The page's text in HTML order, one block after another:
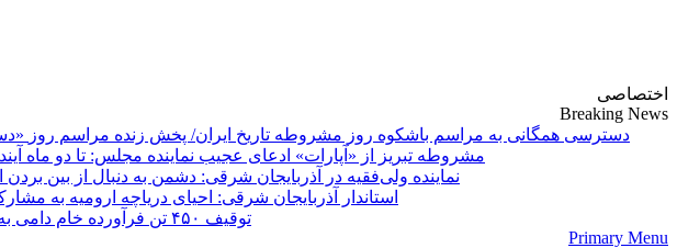
اختصاصی
Breaking News
دسترسی همگانی به مراسم باشکوه روز مشروطه تاریخ ایران/ پخش زنده مراسم روز
مشروطه تبریز از «آپارات»
Primary Menu